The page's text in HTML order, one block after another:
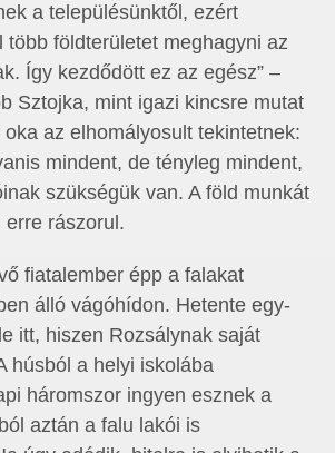
a településünktől, ezért
több földterületet meghagyni az
Így kezdődött ez az egész” –
Sztojka, mint igazi kincsre mutat
az elhomályosult tekintetnek:
mindent, de tényleg mindent,
szükségük van. A föld munkát
erre rászorul.
fiatalember épp a falakat
álló vágóhídon. Hetente egy-
itt, hiszen Rozsálynak saját
húsból a helyi iskolába
háromszor ingyen esznek a
aztán a falu lakói is